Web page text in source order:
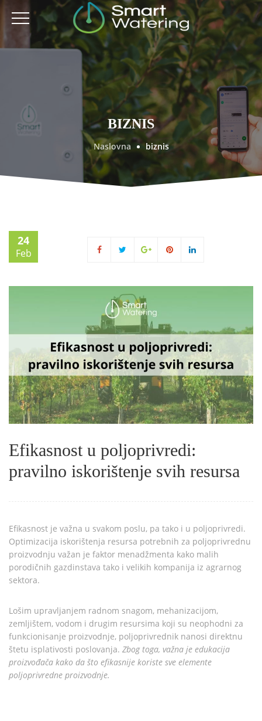
BIZNIS
Naslovna biznis
24
Feb
Efikasnost u poljoprivredi:
pravilno iskorištenje svih resursa
Efikasnost je važna u svakom poslu, pa tako i u poljoprivredi.
Optimizacija iskorištenja resursa potrebnih za poljoprivrednu
proizvodnju važan je faktor menadžmenta kako malih
porodičnih gazdinstava tako i velikih kompanija iz agrarnog
sektora.
Lošim upravljanjem radnom snagom, mehanizacijom,
zemljištem, vodom i drugim resursima koji su neophodni za
funkcionisanje proizvodnje, poljoprivrednik nanosi direktnu
štetu isplativosti poslovanja. Zbog toga, važna je edukacija
proizvođača kako da što efikasnije koriste sve elemente
poljoprivredne proizvodnje.